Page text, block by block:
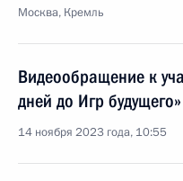
Москва, Кремль
Видеообращение к
дней до Игр будущего»
14 ноября 2023 года, 10:55